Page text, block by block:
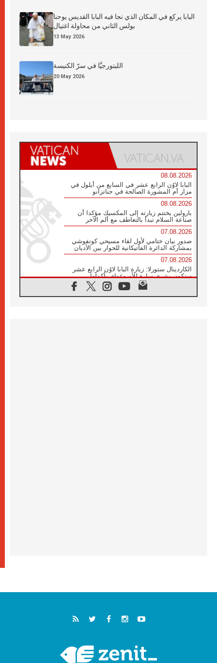
البابا يركع في المكان الذي نجا فيه البابا القديس يوحنا
بولس الثاني من محاولة اغتيال
13 May 2026
الليتورجيَّا في سرّ الكنيسة
20 May 2026
08.08.2026
البابا لاوُن الرابع عشر في السابع من أيلول في
مزار أم المشورة الصالحة في جناتزانو
08.08.2026
بارولين يختتم زيارته إلى المكسيك مؤكدا أن
صناعة السلام تبدأ بالتعاطف مع ألم الآخر
07.08.2026
صدور بيان ختامي لأول لقاء مسيحي كونفوشي
بمشاركة الدائرة الفاتيكانية للحوار بين الأديان
07.08.2026
الكاردينال ستورلا: زيارة البابا لاوُن الرابع عشر
ستكون بشرى سارة للأوروغواي بأكملها
الفاتيكان يعلن برنامج الزيارة الرسولية للبابا لاوُن